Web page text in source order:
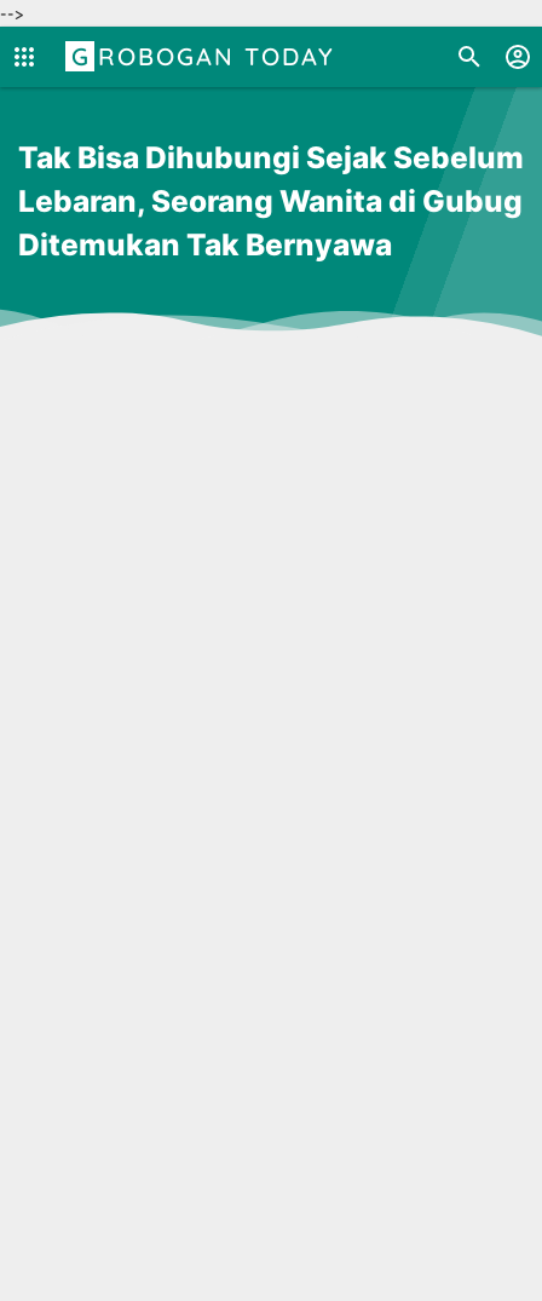
-->
GROBOGAN TODAY
Tak Bisa Dihubungi Sejak Sebelum
Lebaran, Seorang Wanita di Gubug
Ditemukan Tak Bernyawa